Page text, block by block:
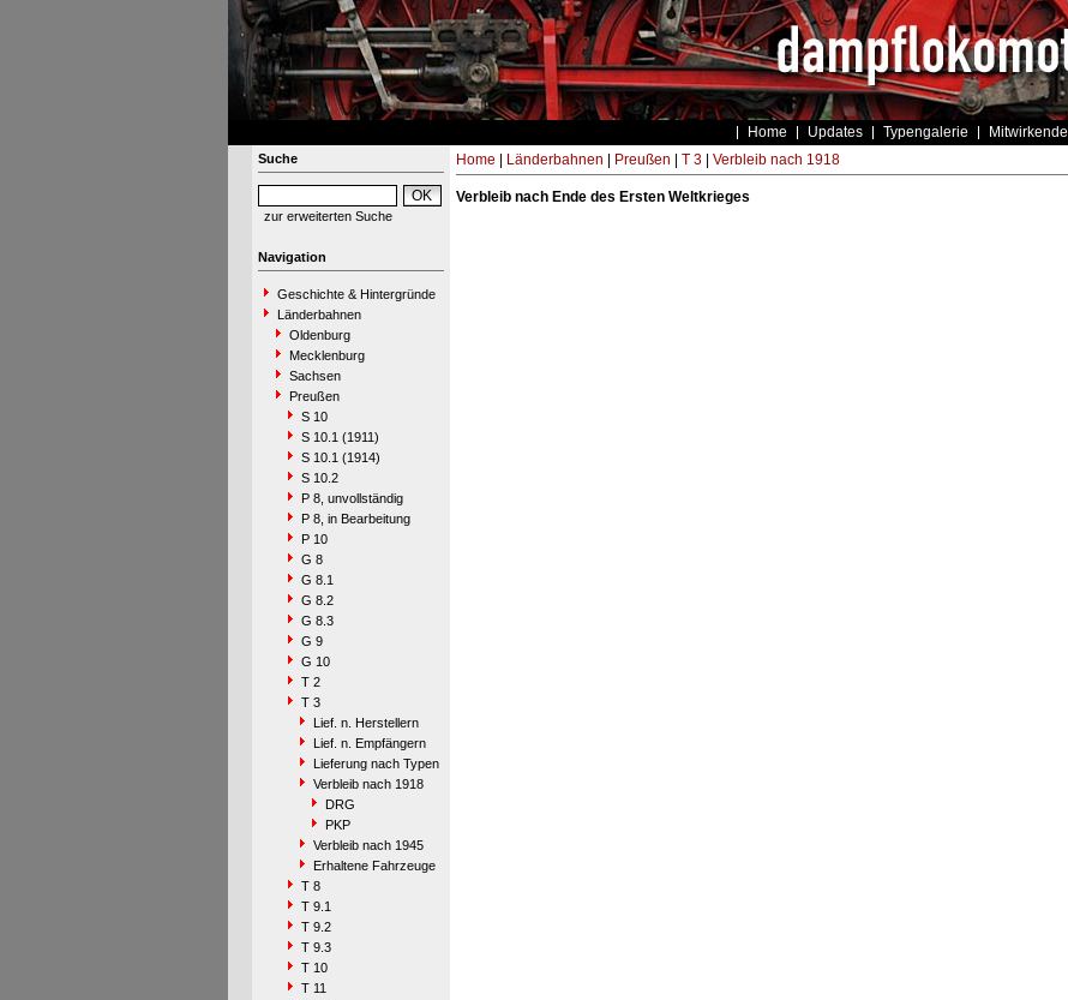
Home Updates Typengalerie Mitwirkende
Suche
zur erweiterten Suche
Navigation
Geschichte & Hintergründe
Länderbahnen
Oldenburg
Mecklenburg
Sachsen
Preußen
S 10
S 10.1 (1911)
S 10.1 (1914)
S 10.2
P 8, unvollständig
P 8, in Bearbeitung
P 10
G 8
G 8.1
G 8.2
G 8.3
G 9
G 10
T 2
T 3
Lief. n. Herstellern
Lief. n. Empfängern
Lieferung nach Typen
Verbleib nach 1918
DRG
PKP
Verbleib nach 1945
Erhaltene Fahrzeuge
T 8
T 9.1
T 9.2
T 9.3
T 10
T 11
Home Länderbahnen Preußen T 3| Verbleib nach 1918
Verbleib nach Ende des Ersten Weltkrieges